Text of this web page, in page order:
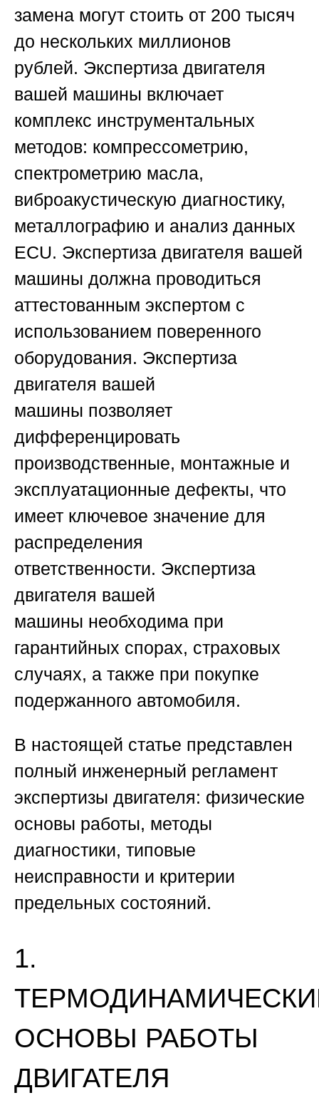
замена могут стоить от 200 тысяч
до нескольких миллионов
рублей. Экспертиза двигателя
вашей машины включает
комплекс инструментальных
методов: компрессометрию,
спектрометрию масла,
виброакустическую диагностику,
металлографию и анализ данных
ECU. Экспертиза двигателя вашей
машины должна проводиться
аттестованным экспертом с
использованием поверенного
оборудования. Экспертиза
двигателя вашей
машины позволяет
дифференцировать
производственные, монтажные и
эксплуатационные дефекты, что
имеет ключевое значение для
распределения
ответственности. Экспертиза
двигателя вашей
машины необходима при
гарантийных спорах, страховых
случаях, а также при покупке
подержанного автомобиля.
В настоящей статье представлен
полный инженерный регламент
экспертизы двигателя: физические
основы работы, методы
диагностики, типовые
неисправности и критерии
предельных состояний.
1.
ОСНОВЫ РАБОТЫ
ДВИГАТЕЛЯ